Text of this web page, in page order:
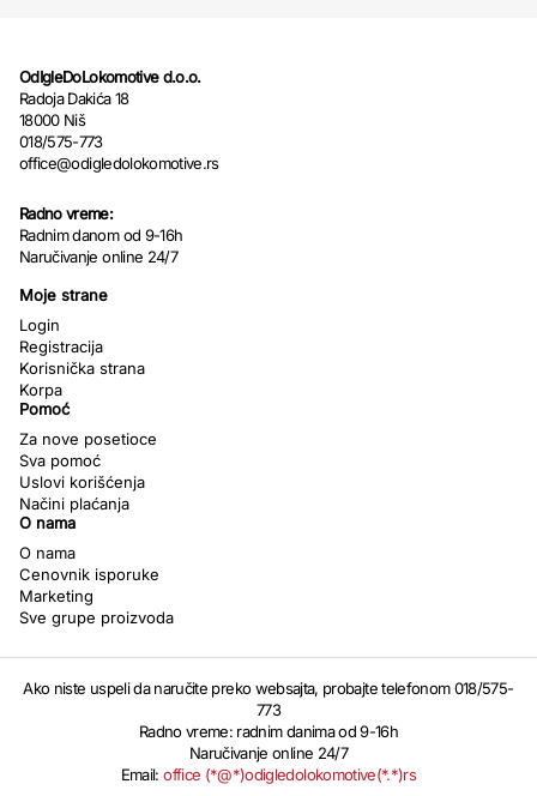
OdIgleDoLokomotive d.o.o.
Radoja Dakića 18
18000 Niš
018/575-773
office@odigledolokomotive.rs
Radno vreme:
Radnim danom od 9-16h
Naručivanje online 24/7
Moje strane
Login
Registracija
Korisnička strana
Korpa
Pomoć
Za nove posetioce
Sva pomoć
Uslovi korišćenja
Načini plaćanja
O nama
O nama
Cenovnik isporuke
Marketing
Sve grupe proizvoda
Ako niste uspeli da naručite preko websajta, probajte telefonom 018/575-
773
Radno vreme: radnim danima od 9-16h
Naručivanje online 24/7
Email:office (*@*)odigledolokomotive(*.*)rs